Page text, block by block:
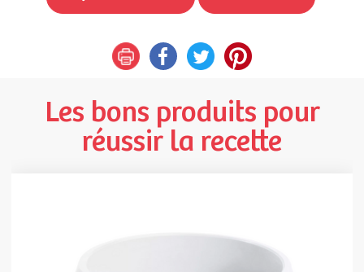
Les bons produits pour
réussir la recette